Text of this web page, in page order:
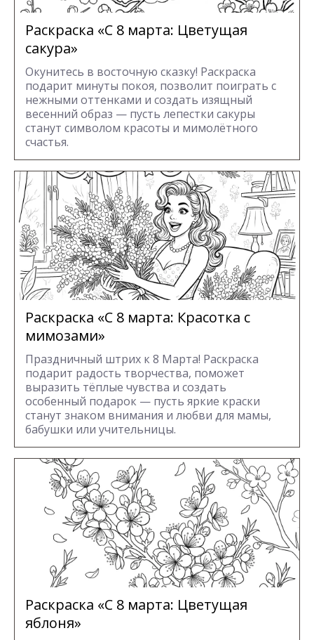
Раскраска «С 8 марта: Цветущая
сакура»
Окунитесь в восточную сказку! Раскраска
подарит минуты покоя, позволит поиграть с
нежными оттенками и создать изящный
весенний образ — пусть лепестки сакуры
станут символом красоты и мимолётного
счастья.
Раскраска «С 8 марта: Красотка с
мимозами»
Праздничный штрих к 8 Марта! Раскраска
подарит радость творчества, поможет
выразить тёплые чувства и создать
особенный подарок — пусть яркие краски
станут знаком внимания и любви для мамы,
бабушки или учительницы.
Раскраска «С 8 марта: Цветущая
яблоня»